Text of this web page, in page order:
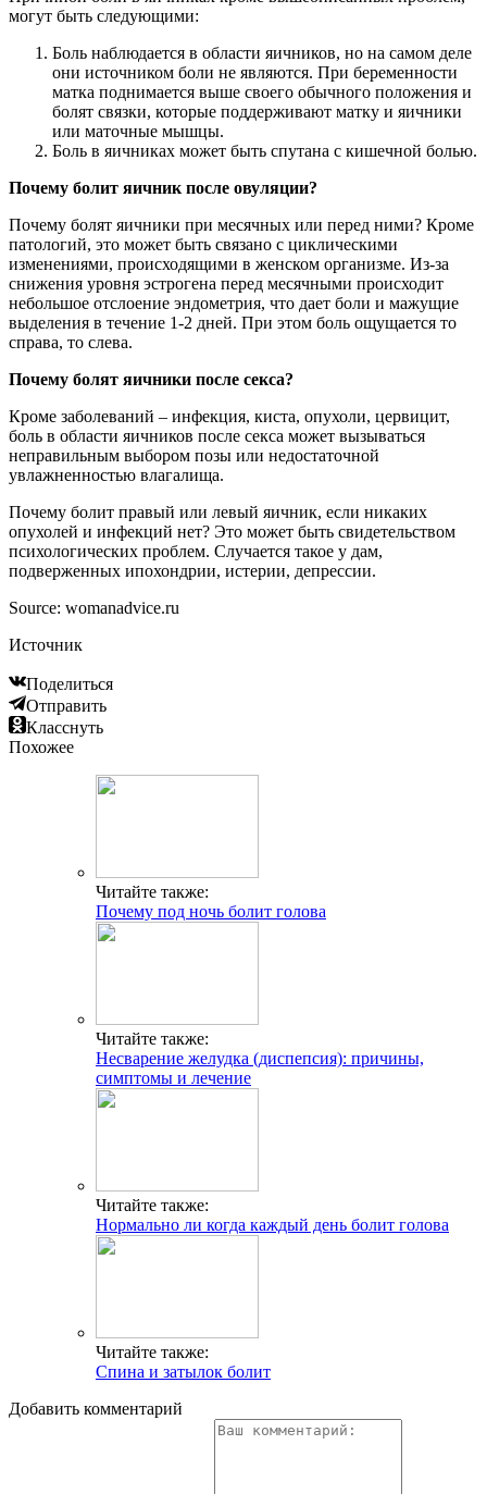
могут быть следующими:
Боль наблюдается в области яичников, но на самом деле
они источником боли не являются. При беременности
матка поднимается выше своего обычного положения и
болят связки, которые поддерживают матку и яичники
или маточные мышцы.
Боль в яичниках может быть спутана с кишечной болью.
Почему болит яичник после овуляции?
Почему болят яичники при месячных или перед ними? Кроме
патологий, это может быть связано с циклическими
изменениями, происходящими в женском организме. Из-за
снижения уровня эстрогена перед месячными происходит
небольшое отслоение эндометрия, что дает боли и мажущие
выделения в течение 1-2 дней. При этом боль ощущается то
справа, то слева.
Почему болят яичники после секса?
Кроме заболеваний – инфекция, киста, опухоли, цервицит,
боль в области яичников после секса может вызываться
неправильным выбором позы или недостаточной
увлажненностью влагалища.
Почему болит правый или левый яичник, если никаких
опухолей и инфекций нет? Это может быть свидетельством
психологических проблем. Случается такое у дам,
подверженных ипохондрии, истерии, депрессии.
Source: womanadvice.ru
Источник
Поделиться
Отправить
Класснуть
Похожее
Читайте также:
Почему под ночь болит голова
Читайте также:
Несварение желудка (диспепсия): причины,
симптомы и лечение
Читайте также:
Нормально ли когда каждый день болит голова
Читайте также:
Спина и затылок болит
Добавить комментарий